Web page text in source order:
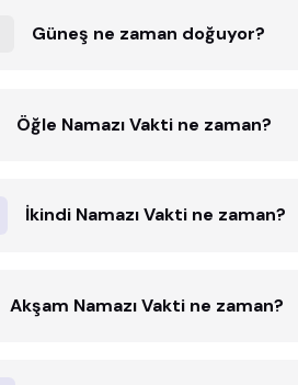
Güneş ne zaman doğuyor?
Öğle Namazı Vakti ne zaman?
İkindi Namazı Vakti ne zaman?
Akşam Namazı Vakti ne zaman?